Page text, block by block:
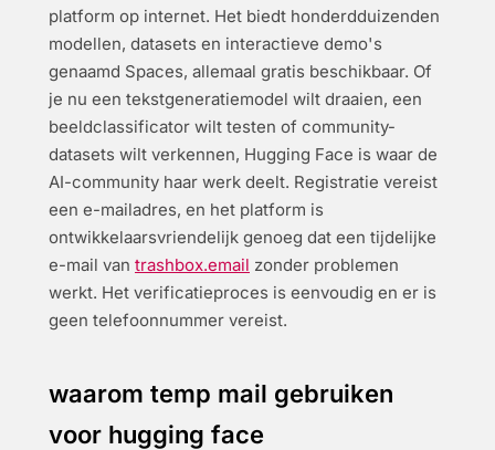
platform op internet. Het biedt honderdduizenden
modellen, datasets en interactieve demo's
genaamd Spaces, allemaal gratis beschikbaar. Of
je nu een tekstgeneratiemodel wilt draaien, een
beeldclassificator wilt testen of community-
datasets wilt verkennen, Hugging Face is waar de
AI-community haar werk deelt. Registratie vereist
een e-mailadres, en het platform is
ontwikkelaarsvriendelijk genoeg dat een tijdelijke
e-mail van trashbox.email zonder problemen
werkt. Het verificatieproces is eenvoudig en er is
geen telefoonnummer vereist.
waarom temp mail gebruiken
voor hugging face